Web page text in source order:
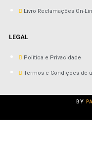
Livro Reclamações On-
LEGAL
Polìtica e Privacidade
Termos e Condições de
BY